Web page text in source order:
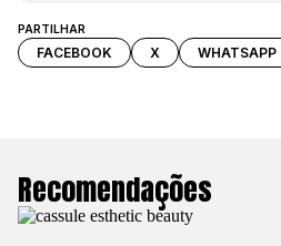
PARTILHAR
FACEBOOK X WHATSAPP
Recomendações